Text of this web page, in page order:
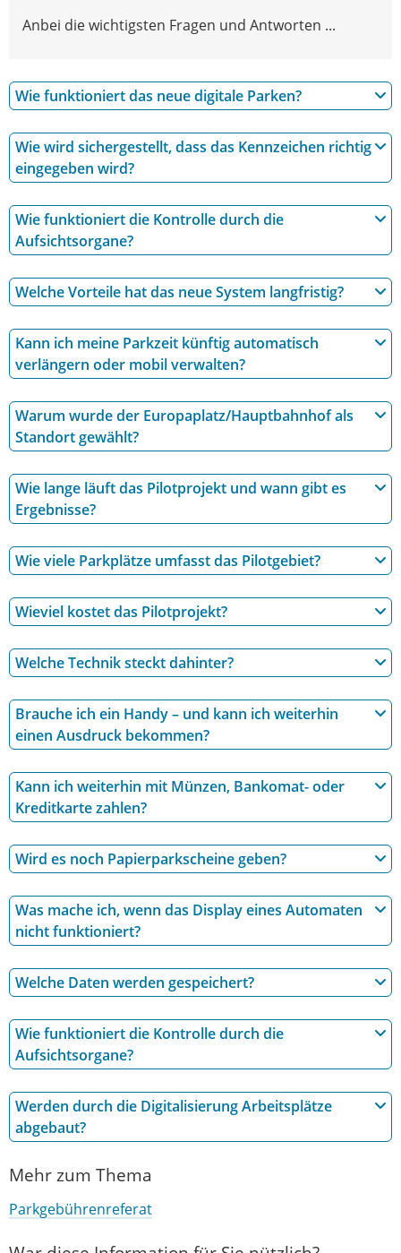
Anbei die wichtigsten Fragen und Antworten ...
Wie funktioniert das neue digitale Parken?
Wie wird sichergestellt, dass das Kennzeichen richtig
eingegeben wird?
Wie funktioniert die Kontrolle durch die
Aufsichtsorgane?
Welche Vorteile hat das neue System langfristig?
Kann ich meine Parkzeit künftig automatisch
verlängern oder mobil verwalten?
Warum wurde der Europaplatz/Hauptbahnhof als
Standort gewählt?
Wie lange läuft das Pilotprojekt und wann gibt es
Ergebnisse?
Wie viele Parkplätze umfasst das Pilotgebiet?
Wieviel kostet das Pilotprojekt?
Welche Technik steckt dahinter?
Brauche ich ein Handy – und kann ich weiterhin
einen Ausdruck bekommen?
Kann ich weiterhin mit Münzen, Bankomat- oder
Kreditkarte zahlen?
Wird es noch Papierparkscheine geben?
Was mache ich, wenn das Display eines Automaten
nicht funktioniert?
Welche Daten werden gespeichert?
Wie funktioniert die Kontrolle durch die
Aufsichtsorgane?
Werden durch die Digitalisierung Arbeitsplätze
abgebaut?
Mehr zum Thema
Parkgebührenreferat